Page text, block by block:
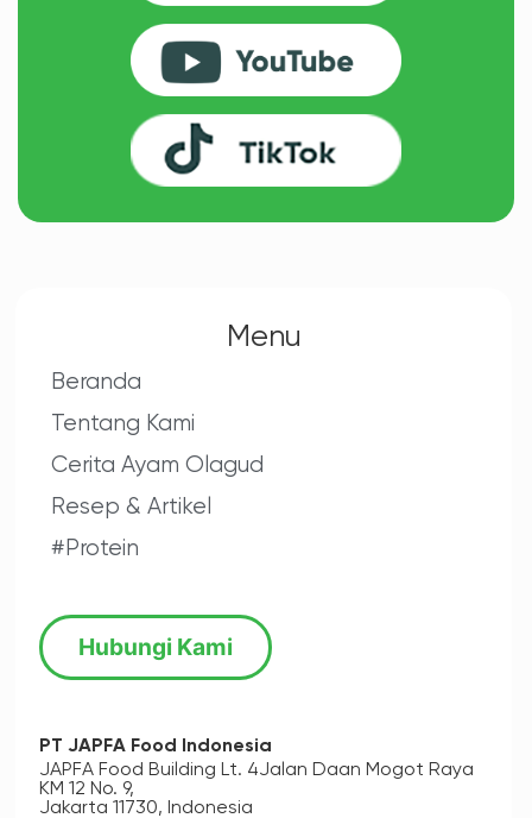
Menu
Beranda
Tentang Kami
Cerita Ayam Olagud
Resep & Artikel
#Protein
Hubungi Kami
PT JAPFA Food Indonesia
JAPFA Food Building Lt. 4Jalan Daan Mogot Raya
KM 12 No. 9,
Jakarta 11730, Indonesia